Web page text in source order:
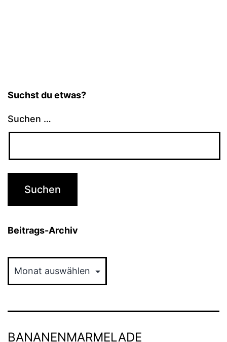
Suchst du etwas?
Suchen …
Beitrags-Archiv
Archiv
BANANENMARMELADE